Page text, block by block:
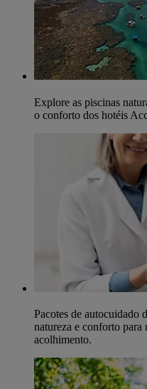
Explore as piscinas
o conforto dos hotéis
Pacotes de autocuidado
natureza e conforto
acolhimento.